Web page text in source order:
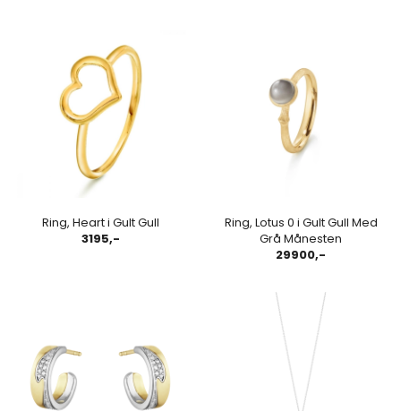
Ring, Heart i Gult Gull
3195,-
Ring, Lotus 0 i Gult Gull Med
Grå Månesten
29900,-